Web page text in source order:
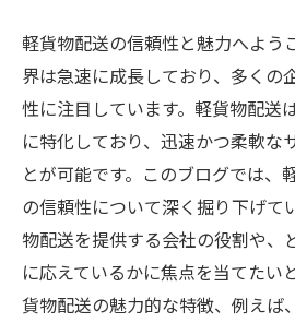
軽貨物配送の信頼性と魅力へよう
界は急速に成長しており、多くの
性に注目しています。軽貨物配送
に特化しており、迅速かつ柔軟な
とが可能です。このブログでは、
の信頼性について深く掘り下げて
物配送を提供する会社の役割や、
に応えているかに焦点を当てたい
貨物配送の魅力的な特徴、例えば